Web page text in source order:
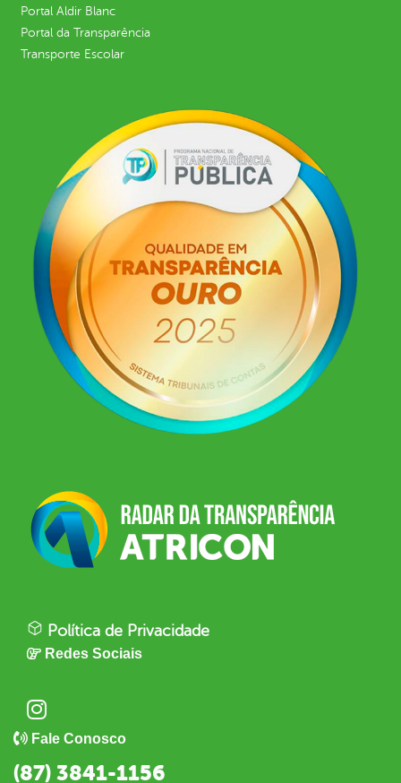
Portal Aldir Blanc
Portal da Transparência
Transporte Escolar
Política de Privacidade
Redes Sociais
Fale Conosco
(87) 3841-1156